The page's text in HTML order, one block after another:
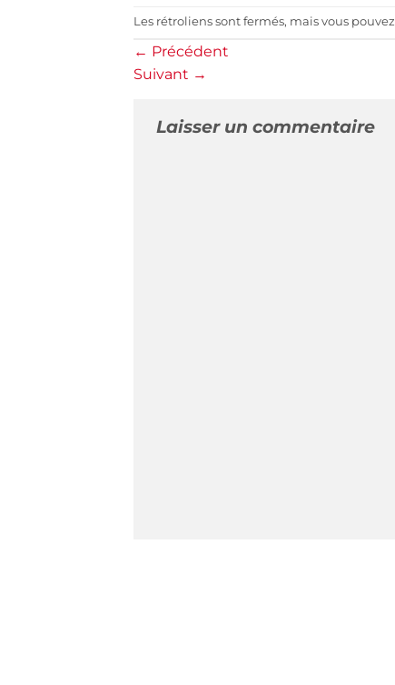
Les rétroliens sont fermés, mais vous pouvez
← Précédent
Suivant →
Laisser un commentaire